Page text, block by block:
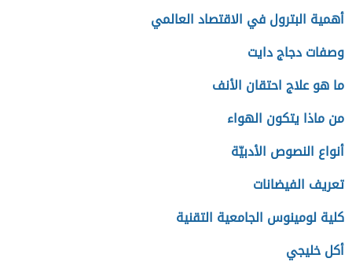
أهمية البترول في الاقتصاد العالمي
وصفات دجاج دايت
ما هو علاج احتقان الأنف
من ماذا يتكون الهواء
أنواع النصوص الأدبيّة
تعريف الفيضانات
كلية لومينوس الجامعية التقنية
أكل خليجي